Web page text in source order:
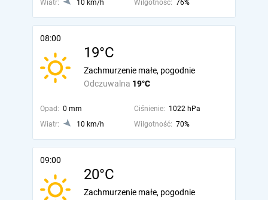
Wiatr: 10 km/h Wilgotność: 76%
08:00
19°C
Odczuwalna 19°C
Zachmurzenie małe, pogodnie
Opad: 0 mm Ciśnienie: 1022 hPa
Wiatr:
10 km/h Wilgotność: 70%
09:00
20°C
Zachmurzenie małe, pogodnie